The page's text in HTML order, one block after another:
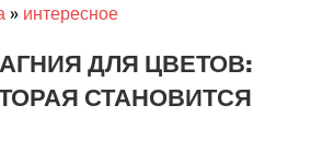
» интересное
ДЛЯ ЦВЕТОВ:
СТАНОВИТСЯ